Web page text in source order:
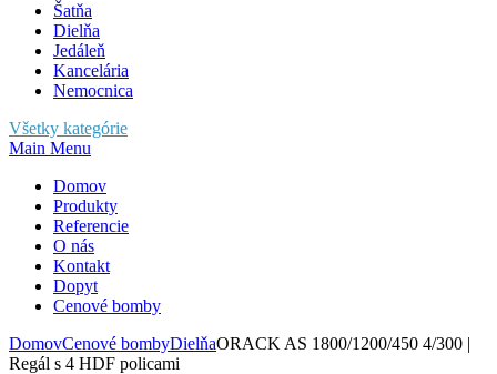
Šatňa
Dielňa
Jedáleň
Kancelária
Nemocnica
Všetky kategórie
Main Menu
Domov
Produkty
Referencie
O nás
Kontakt
Dopyt
Cenové bomby
DomovCenové bombyDielňaORACK AS 1800/1200/450 4/300 |
Regál s 4 HDF policami